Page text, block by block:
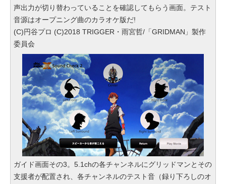
声出力が切り替わっていることを確認してもらう画面。テスト
音源はオープニング曲のカラオケ版だ!
(C)円谷プロ (C)2018 TRIGGER・雨宮哲/「GRIDMAN」製作
委員会
ガイド画面その3。5.1chの各チャンネルにグリッドマンとその
支援者が配置され、各チャンネルのテスト音（録り下ろしのオ